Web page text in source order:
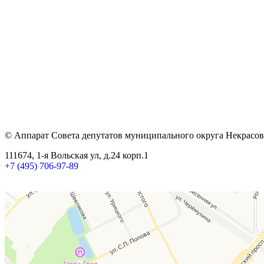
© Аппарат Совета депутатов муниципального округа
111674, 1-я Вольская ул, д.24 корп.1
+7 (495) 706-97-89